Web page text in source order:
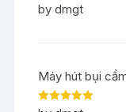
Rated5out
of 5
by dmgt
Máy hút bụi